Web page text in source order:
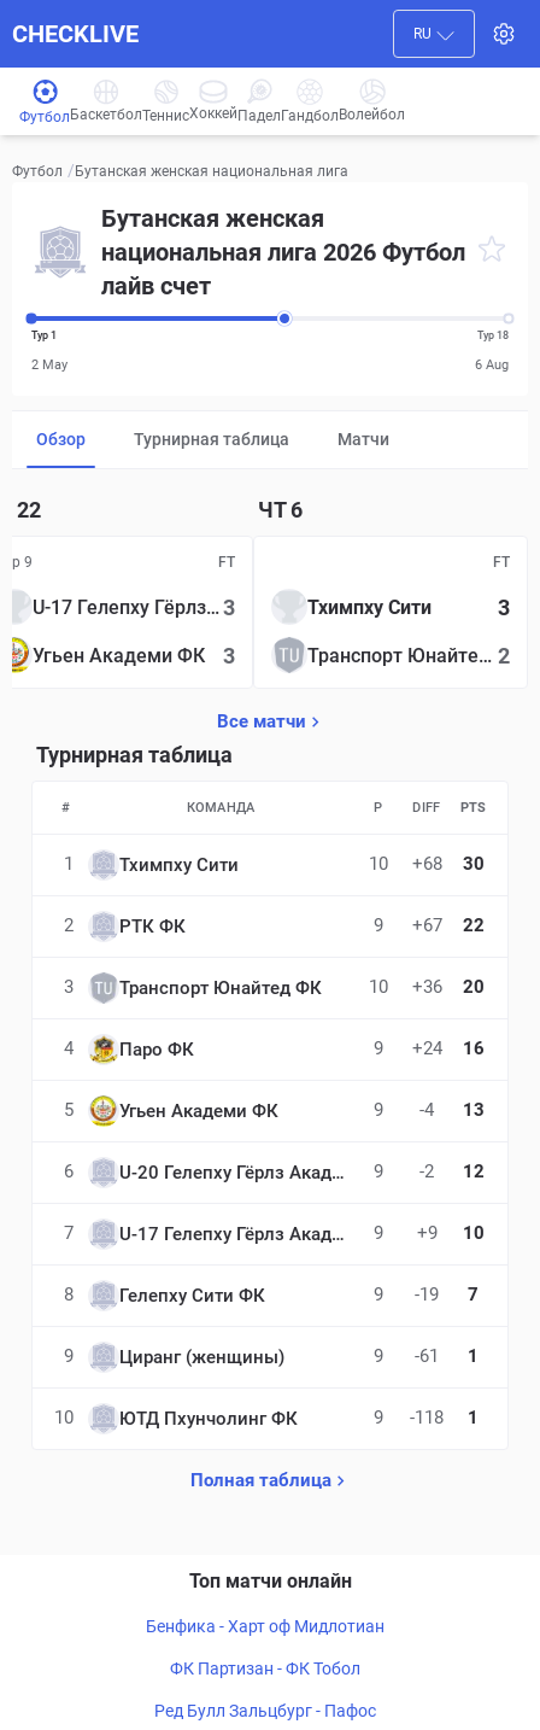
CHECKLIVE RU
Футбол БаскетболТеннисХоккей ПаделГандбол Волейбол
Футбол /Бутанская женская национальная лига
Бутанская женская
национальная лига 2026 Футбол
лайв счет
Тур 1 Тур 18
2 May 6 Aug
Обзор Турнирная таблица Матчи
22
9 FT
U-17 Гелепху Гёрлз Академи3
Угьен Академи ФК 3
ЧТ6
FT
Тхимпху Сити 3
Транспорт Юнайтед ФК 2
Все матчи
Турнирная таблица
# КОМАНДА P DIFF PTS
1 Тхимпху Сити 10 +68 30
2 РТК ФК 9 +67 22
3 Транспорт Юнайтед ФК 10 +36 20
4 Паро ФК 9 +24 16
5 Угьен Академи ФК 9 -4 13
6 U-20 Гелепху Гёрлз Академи 9 -2 12
7 U-17 Гелепху Гёрлз Академи 9 +9 10
8 Гелепху Сити ФК 9 -19 7
9 Циранг (женщины) 9 -61 1
10 ЮТД Пхунчолинг ФК 9 -118 1
Полная таблица
Топ матчи онлайн
Бенфика - Харт оф Мидлотиан
ФК Партизан - ФК Тобол
Ред Булл Зальцбург - Пафос